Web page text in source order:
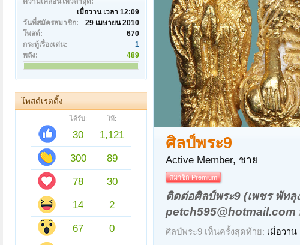
เมื่อวาน เวลา 12:09
วันที่สมัครสมาชิก:
29 เมษายน 2010
โพสต์:
670
กระทู้เรื่องเด่น:
1
พลัง:
489
โพสต์เรตติ้ง
ได้รับ: ให้:
30
1,121
300
89
78
30
14
2
67
0
ศิลป์พระ9
Active Member, ชาย
สมาชิก Premium
ติดต่อศิลป์พระ9 (เพชร พัท
petch595@hotmail.com
ศิลป์พระ9 เห็นครั้งสุดท้าย: เมื่อวาน